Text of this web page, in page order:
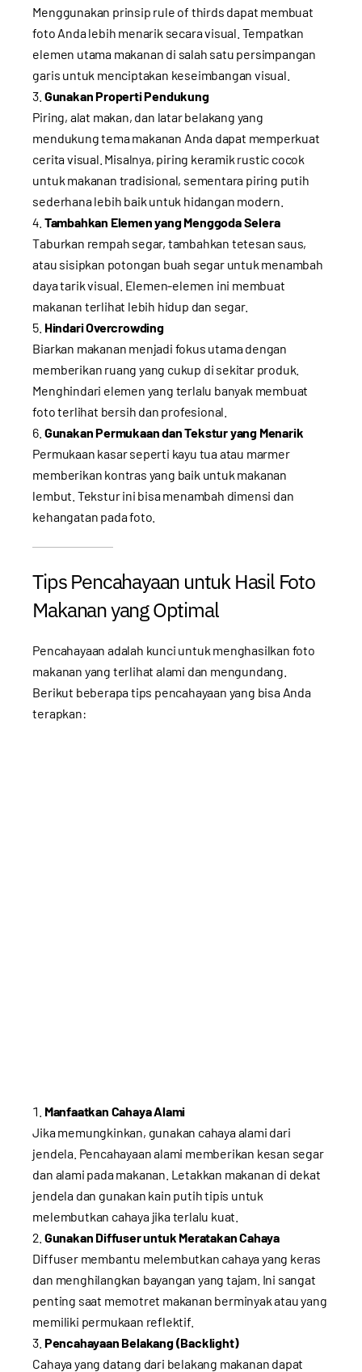
Menggunakan prinsip rule of thirds dapat membuat
foto Anda lebih menarik secara visual. Tempatkan
elemen utama makanan di salah satu persimpangan
garis untuk menciptakan keseimbangan visual.
Gunakan Properti Pendukung
Piring, alat makan, dan latar belakang yang
mendukung tema makanan Anda dapat memperkuat
cerita visual. Misalnya, piring keramik rustic cocok
untuk makanan tradisional, sementara piring putih
sederhana lebih baik untuk hidangan modern.
Tambahkan Elemen yang Menggoda Selera
Taburkan rempah segar, tambahkan tetesan saus,
atau sisipkan potongan buah segar untuk menambah
daya tarik visual. Elemen-elemen ini membuat
makanan terlihat lebih hidup dan segar.
Hindari Overcrowding
Biarkan makanan menjadi fokus utama dengan
memberikan ruang yang cukup di sekitar produk.
Menghindari elemen yang terlalu banyak membuat
foto terlihat bersih dan profesional.
Gunakan Permukaan dan Tekstur yang Menarik
Permukaan kasar seperti kayu tua atau marmer
memberikan kontras yang baik untuk makanan
lembut. Tekstur ini bisa menambah dimensi dan
kehangatan pada foto.
Tips Pencahayaan untuk Hasil Foto
Makanan yang Optimal
Pencahayaan adalah kunci untuk menghasilkan foto
makanan yang terlihat alami dan mengundang.
Berikut beberapa tips pencahayaan yang bisa Anda
terapkan:
Manfaatkan Cahaya Alami
Jika memungkinkan, gunakan cahaya alami dari
jendela. Pencahayaan alami memberikan kesan segar
dan alami pada makanan. Letakkan makanan di dekat
jendela dan gunakan kain putih tipis untuk
melembutkan cahaya jika terlalu kuat.
Gunakan Diffuser untuk Meratakan Cahaya
Diffuser membantu melembutkan cahaya yang keras
dan menghilangkan bayangan yang tajam. Ini sangat
penting saat memotret makanan berminyak atau yang
memiliki permukaan reflektif.
Pencahayaan Belakang (Backlight)
Cahaya yang datang dari belakang makanan dapat